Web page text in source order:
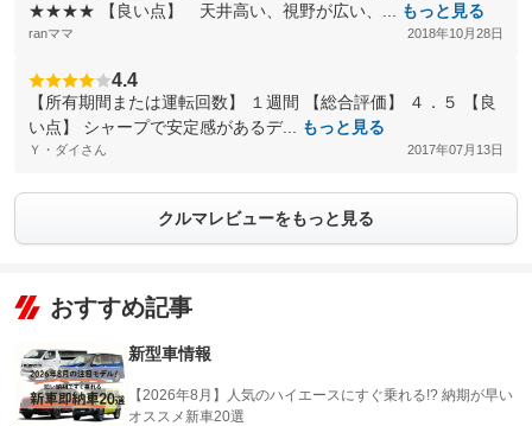
★★★★ 【良い点】 天井高い、視野が広い、...
もっと見る
ranママ 2018年10月28日
4.4
【所有期間または運転回数】 １週間 【総合評価】 ４．５ 【良
い点】 シャープで安定感があるデ...
もっと見る
Ｙ・ダイさん 2017年07月13日
クルマレビューをもっと見る
おすすめ記事
新型車情報
【2026年8月】人気のハイエースにすぐ乗れる!? 納期が早い
オススメ新車20選